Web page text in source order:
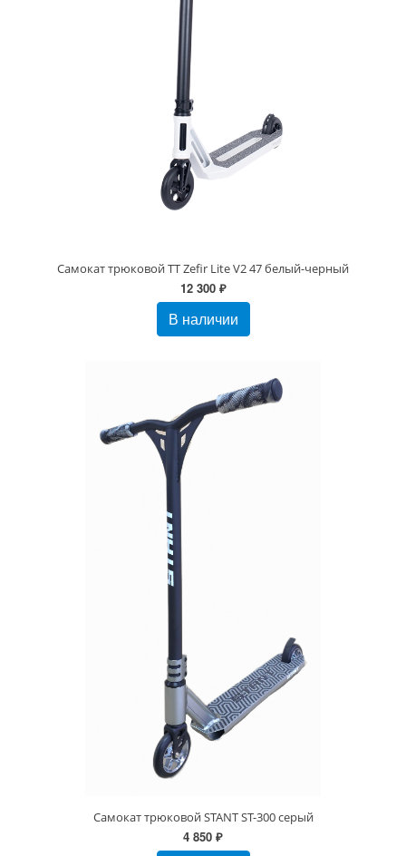
Самокат трюковой TT Zefir Lite V2 47 белый-черный
12 300 ₽
В наличии
Самокат трюковой STANT ST-300 серый
4 850 ₽